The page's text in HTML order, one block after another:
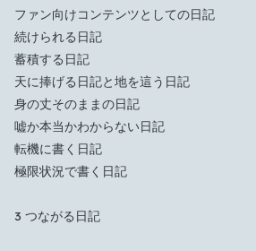
ファン向けコンテンツとしての日記
続けられる日記
蓄積する日記
天に捧げる日記と地を這う日記
身の丈そのままの日記
嘘か本当かわからない日記
転機に書く日記
極限状況で書く日記
3 つながる日記